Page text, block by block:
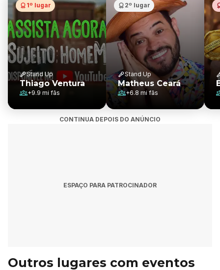
1º lugar
Stand Up
Thiago Ventura
+9.9 mi fãs
2º lugar
Stand Up
Matheus Ceará
+6.8 mi fãs
CONTINUA DEPOIS DO ANÚNCIO
ESPAÇO PARA PATROCINADOR
Outros lugares com eventos